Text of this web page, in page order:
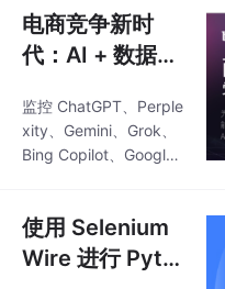
lexity等AI搜索引擎大行
其道的今天，您的品牌
在AI眼中是什么形象？
的权威认证（AIMultipl
e，2026年2月），正式
推出面向AI时代的。结
构化数据直接喂给您的
格引擎与AI助手，真正
实现。追踪AI引擎对
电商竞争新时
代：AI + 数据，
手
监控 ChatGPT、Perple
xity、Gemini、Grok、
Bing Copilot、Google
lexity等AI搜索引擎大行
其道的今天，您的品牌
在AI眼中是什么形象？
使用 Selenium
Wire 进行 Pyth